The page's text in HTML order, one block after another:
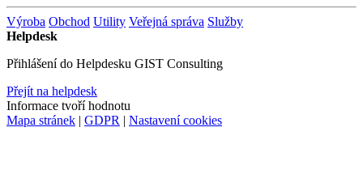
Výroba Obchod Utility Veřejná správa Služby
Helpdesk
Přihlášení do Helpdesku GIST Consulting
Přejít na helpdesk
Informace tvoří hodnotu
Mapa stránek | GDPR | Nastavení cookies